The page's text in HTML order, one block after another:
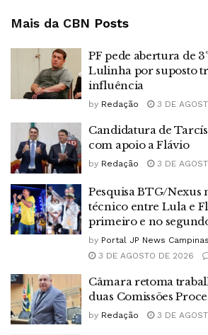
Mais da CBN Posts
PF pede abertura de
Lulinha por suposto
influência
by Redação 3 DE
Candidatura de
com apoio a Flávio
by Redação 3 DE
Pesquisa BTG/Nexus
técnico entre Lula e
primeiro e no
by Portal JP News Campinas
3 DE AGOSTO DE 2026
Câmara retoma
duas Comissões
by Redação 3 DE